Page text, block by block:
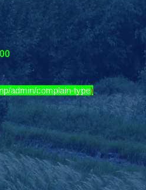
admin/complain-type)